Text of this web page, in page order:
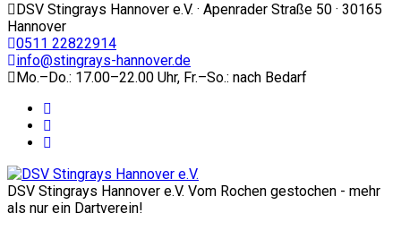
DSV Stingrays Hannover e.V. · Apenrader Straße 50 · 30165
Hannover
0511 22822914
info@stingrays-hannover.de
Mo.–Do.: 17.00–22.00 Uhr, Fr.–So.: nach Bedarf
DSV Stingrays Hannover e.V. Vom Rochen gestochen - mehr
als nur ein Dartverein!